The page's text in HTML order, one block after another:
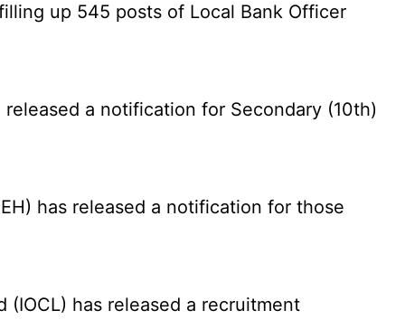
up 545 posts of Local Bank Officer
released a notification for Secondary (10th)
has released a notification for those
has released a recruitment